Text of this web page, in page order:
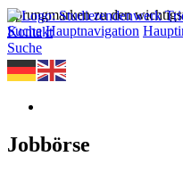
Sprungmarken zu den
Suche Hauptnavigation
Kontakt
Suche
Jobbörse